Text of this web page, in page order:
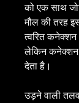
को एक साथ
मौल की तरह
त्वरित
लेकिन
देता है।
उड़ने वाली